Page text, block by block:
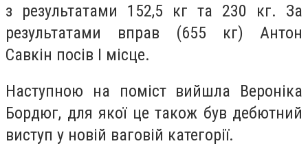
з результатами 152,5 кг та 230 кг. За
результатами вправ (655 кг) Антон
Савкін посів І місце.
Наступною на поміст вийшла Вероніка
Бордюг, для якої це також був дебютний
виступ у новій ваговій категорії.